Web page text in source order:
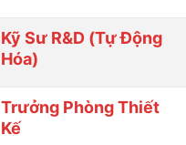
Kỹ Sư R&D (Tự Động
Hóa)
Trưởng Phòng Thiết
Kế